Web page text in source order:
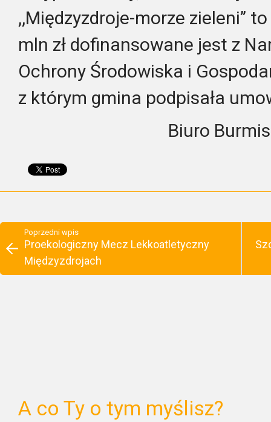
,,Międzyzdroje-morze zieleni’’
mln zł dofinansowane jest z
Ochrony Środowiska i
z którym gmina podpisała
Biuro
Poprzedni wpis
Proekologiczny Mecz Lekkoatletyczny
Międzyzdrojach
A co Ty o tym myślisz?